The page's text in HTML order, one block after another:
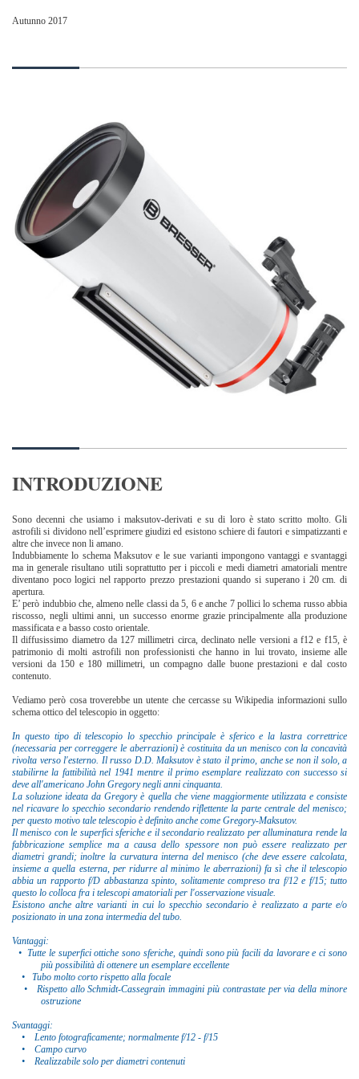
Autunno 2017
INTRODUZIONE
Sono decenni che usiamo i maksutov-derivati e su di loro è stato scritto molto. Gli
astrofili si dividono nell’esprimere giudizi ed esistono schiere di fautori e simpatizzanti e
altre che invece non li amano.
Indubbiamente lo schema Maksutov e le sue varianti impongono vantaggi e svantaggi
ma in generale risultano utili soprattutto per i piccoli e medi diametri amatoriali mentre
diventano poco logici nel rapporto prezzo prestazioni quando si superano i 20 cm. di
apertura.
E’ però indubbio che, almeno nelle classi da 5, 6 e anche 7 pollici lo schema russo abbia
riscosso, negli ultimi anni, un successo enorme grazie principalmente alla produzione
massificata e a basso costo orientale.
Il diffusissimo diametro da 127 millimetri circa, declinato nelle versioni a f12 e f15, è
patrimonio di molti astrofili non professionisti che hanno in lui trovato, insieme alle
versioni da 150 e 180 millimetri, un compagno dalle buone prestazioni e dal costo
contenuto.
Vediamo però cosa troverebbe un utente che cercasse su Wikipedia informazioni sullo
schema ottico del telescopio in oggetto:
In questo tipo di telescopio lo specchio principale è sferico e la lastra correttrice
(necessaria per correggere le aberrazioni) è costituita da un menisco con la concavità
rivolta verso l'esterno. Il russo D.D. Maksutov è stato il primo, anche se non il solo, a
stabilirne la fattibilità nel 1941 mentre il primo esemplare realizzato con successo si
deve all'americano John Gregory negli anni cinquanta.
La soluzione ideata da Gregory è quella che viene maggiormente utilizzata e consiste
nel ricavare lo specchio secondario rendendo riflettente la parte centrale del menisco;
per questo motivo tale telescopio è definito anche come Gregory-Maksutov.
Il menisco con le superfici sferiche e il secondario realizzato per alluminatura rende la
fabbricazione semplice ma a causa dello spessore non può essere realizzato per
diametri grandi; inoltre la curvatura interna del menisco (che deve essere calcolata,
insieme a quella esterna, per ridurre al minimo le aberrazioni) fa sì che il telescopio
abbia un rapporto f/D abbastanza spinto, solitamente compreso tra f/12 e f/15; tutto
questo lo colloca fra i telescopi amatoriali per l'osservazione visuale.
Esistono anche altre varianti in cui lo specchio secondario è realizzato a parte e/o
posizionato in una zona intermedia del tubo.
Vantaggi:
• Tutte le superfici ottiche sono sferiche, quindi sono più facili da lavorare e ci sono
più possibilità di ottenere un esemplare eccellente
• Tubo molto corto rispetto alla focale
• Rispetto allo Schmidt-Cassegrain immagini più contrastate per via della minore
ostruzione
Svantaggi:
• Lento fotograficamente; normalmente f/12 - f/15
• Campo curvo
• Realizzabile solo per diametri contenuti